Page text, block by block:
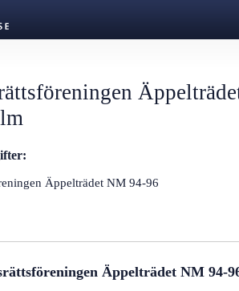
Äppelträdet NM 94-96
Äppelträdet NM 94-